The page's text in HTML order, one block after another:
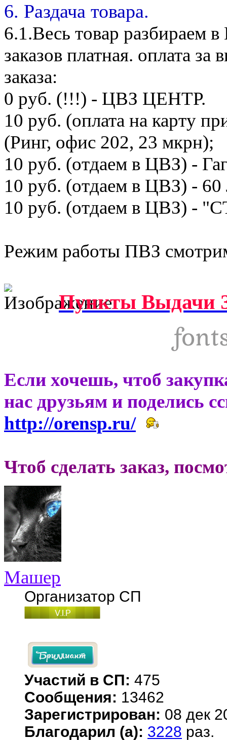
6. Раздача товара.
6.1.Весь товар разбираем
заказов платная. оплата
заказа:
0 руб. (!!!) - ЦВЗ ЦЕНТР.
10 руб. (оплата на карту
(Ринг, офис 202, 23 мкрн);
10 руб. (отдаем в ЦВЗ) -
10 руб. (отдаем в ЦВЗ) -
10 руб. (отдаем в ЦВЗ) -
Режим работы ПВЗ
Пункты Выдачи
Если хочешь, чтоб
нас друзьям и поделись
http://orensp.ru/
Чтоб сделать заказ,
Машер
Организатор СП
Участий в СП: 475
Сообщения: 13462
Зарегистрирован: 08 дек
Благодарил (а): 3228 раз.